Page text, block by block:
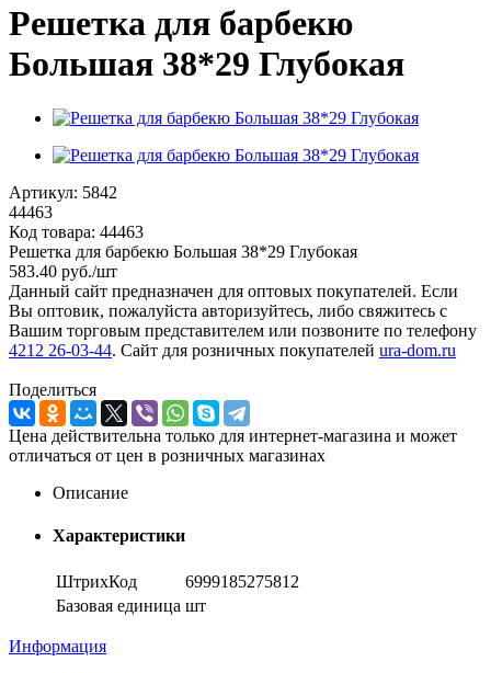
Решетка для барбекю
Большая 38*29 Глубокая
Артикул: 5842
44463
Код товара: 44463
Решетка для барбекю Большая 38*29 Глубокая
583.40 руб./шт
Данный сайт предназначен для оптовых покупателей. Если
Вы оптовик, пожалуйста авторизуйтесь, либо свяжитесь с
Вашим торговым представителем или позвоните по телефону
4212 26-03-44. Сайт для розничных покупателей ura-dom.ru
Поделиться
Цена действительна только для интернет-магазина и может
отличаться от цен в розничных магазинах
Описание
Характеристики
ШтрихКод
6999185275812
Базовая единица шт
Информация